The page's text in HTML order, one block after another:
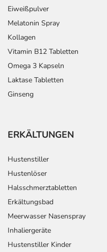
Eiweißpulver
Melatonin Spray
Kollagen
Vitamin B12 Tabletten
Omega 3 Kapseln
Laktase Tabletten
Ginseng
ERKÄLTUNGEN
Hustenstiller
Hustenlöser
Halsschmerztabletten
Erkältungsbad
Meerwasser Nasenspray
Inhaliergeräte
Hustenstiller Kinder